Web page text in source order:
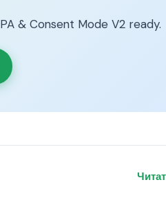
& Consent Mode V2 ready.